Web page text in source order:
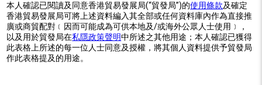
本人確認已閱讀及同意香港貿易發展局(“貿發局”)的使用條款及確定
香港貿易發展局可將上述資料編入其全部或任何資料庫內作為直接推
廣或商貿配對﹝因而可能成為可供本地及/或海外公眾人士使用﹞，
以及用於貿發局在私隱政策聲明中所述之其他用途；本人確認已獲得
此表格上所述的每一位人士同意及授權，將其個人資料提供予貿發局
作此表格提及的用途。